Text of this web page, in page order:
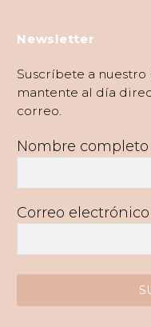
Newsletter
Suscríbete a
mantente al día
correo.
Nombre completo
Correo electrónico